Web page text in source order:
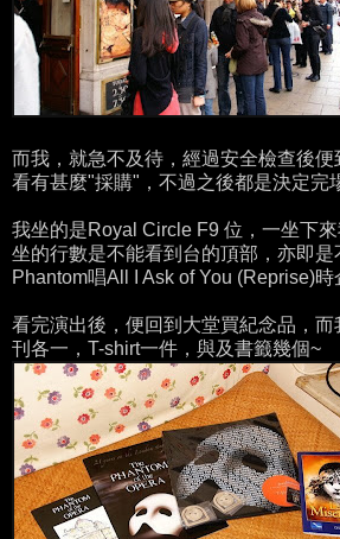
而我，就急不及待，經過安全檢查後
看有甚麼"採購"，不過之後都是決定完
我坐的是Royal Circle F9 位，一坐下
坐的行數是不能看到台的頂部，亦即是
Phantom唱All I Ask of You (Reprise)時
看完演出後，便回到大堂買紀念品，
刊各一，T-shirt一件，與及書籤幾個~